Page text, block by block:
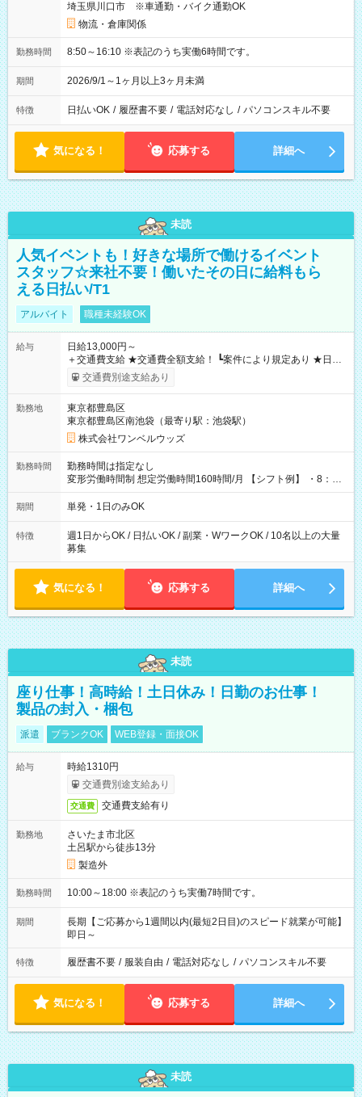
埼玉県川口市 ※車通勤・バイク通勤OK
物流・倉庫関係
勤務時間 8:50～16:10 ※表記のうち実働6時間です。
期間 2026/9/1～1ヶ月以上3ヶ月未満
特徴 日払いOK / 履歴書不要 / 電話対応なし / パソコンスキル不要
気になる！ 応募する 詳細へ
未読
人気イベントも！好きな場所で働けるイベント
スタッフ☆来社不要！働いたその日に給料もら
える日払い/T1
アルバイト 職種未経験OK
給与
日給13,000円～
＋交通費支給 ★交通費全額支給！ ┗案件により規定あり ★日払
いOK！（規定あり） ┗働いたその日に現金GET♪ お仕事後はコ
ンビニATMから 日払い分を引き落とせます！ 【試用期間】試
交通費別途支給あり
勤務地
東京都豊島区
東京都豊島区南池袋（最寄り駅：池袋駅）
株式会社ワンベルウッズ
勤務時間
勤務時間は指定なし
変形労働時間制 想定労働時間160時間/月 【シフト例】 ・8：00
～21：00
期間 単発・1日のみOK
特徴
週1日からOK / 日払いOK / 副業・WワークOK / 10名以上の大量
募集
気になる！ 応募する 詳細へ
未読
座り仕事！高時給！土日休み！日勤のお仕事！
製品の封入・梱包
派遣 ブランクOK WEB登録・面接OK
給与
時給1310円
交通費別途支給あり
交通費 交通費支給有り
勤務地
さいたま市北区
土呂駅から徒歩13分
製造外
勤務時間 10:00～18:00 ※表記のうち実働7時間です。
期間
長期【ご応募から1週間以内(最短2日目)のスピード就業が可能】
即日～
特徴 履歴書不要 / 服装自由 / 電話対応なし / パソコンスキル不要
気になる！ 応募する 詳細へ
未読